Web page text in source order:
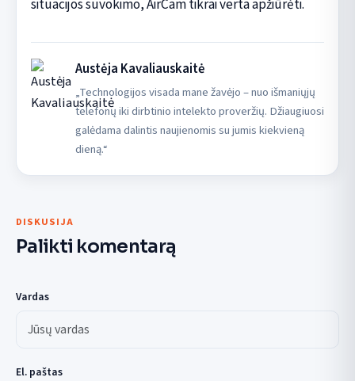
situacijos suvokimo, AirCam tikrai verta apžiūrėti.
Austėja Kavaliauskaitė
„Technologijos visada mane žavėjo – nuo išmaniųjų
telefonų iki dirbtinio intelekto proveržių. Džiaugiuosi
galėdama dalintis naujienomis su jumis kiekvieną
dieną.“
DISKUSIJA
Palikti komentarą
Vardas
El. paštas